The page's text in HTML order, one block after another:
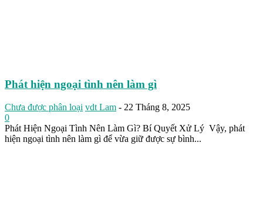
Phát hiện ngoại tình nên làm gì
Chưa được phân loại vdt Lam - 22 Tháng 8, 2025
0
Phát Hiện Ngoại Tình Nên Làm Gì? Bí Quyết Xử Lý Vậy, phát
hiện ngoại tình nên làm gì để vừa giữ được sự bình...